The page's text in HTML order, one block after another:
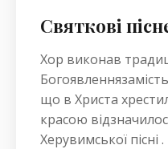
Святкові
Хор виконав
що в Христа
красою
Херувимської пісні .